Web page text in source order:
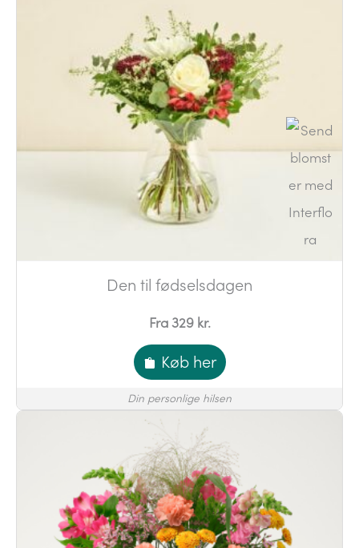
Den til fødselsdagen
Fra 329 kr.
Køb her
Din personlige hilsen